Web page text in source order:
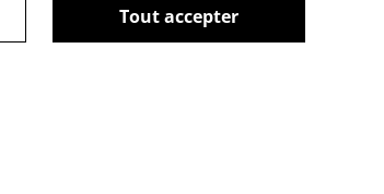
Tout accepter